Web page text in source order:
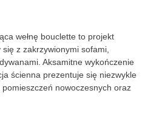
wełnę bouclette to projekt
z zakrzywionymi sofami,
Aksamitne wykończenie
ścienna prezentuje się niezwykle
nowoczesnych oraz